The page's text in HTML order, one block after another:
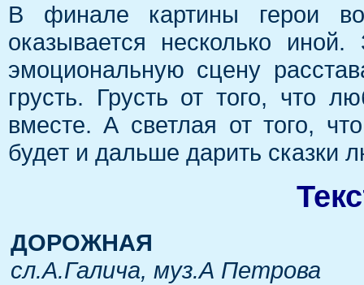
В финале картины герои
оказывается несколько
эмоциональную сцену
грусть. Грусть от того, что
вместе. А светлая от того,
будет и дальше дарить сказки
ДОРОЖНАЯ
сл.А.Галича, муз.А Петрова